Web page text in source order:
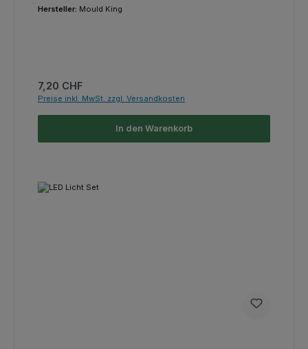
Hersteller: Mould King
Regulärer Preis:
7,20 CHF
Preise inkl. MwSt. zzgl. Versandkosten
In den Warenkorb